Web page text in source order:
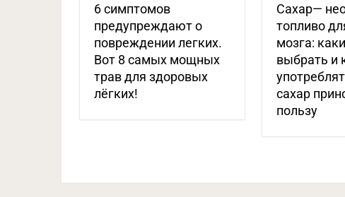
6 симптомов
предупреждают о
повреждении легких.
Вот 8 самых мощных
трав для здоровых
лёгких!
Сахар—
топливо
мозга:
выбрать и
сахар
пользу